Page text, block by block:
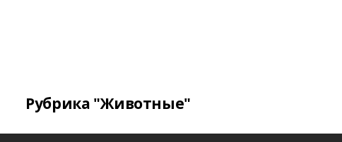
Рубрика "Животные"